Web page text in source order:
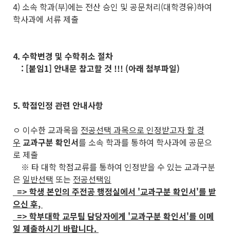
4) 소속 학과(부)에는 전산 승인 및 공문처리(대학경유)하여
학사과에 서류 제출
4. 수학변경 및 수학취소 절차
: [붙임1] 안내문 참고할 것 !!! (아래 첨부파일)
5. 학점인정 관련 안내사항
ㅇ 이수한 교과목을 전공선택 과목으로 인정받고자 할 경
우 교과구분 확인서를 소속 학과를 통하여 학사과에 공문으
로 제출
※ 타 대학 학점교류를 통하여 인정받을 수 있는 교과구분
은 일반선택 또는 전공선택임
=> 학생 본인의 주전공 행정실에서 '교과구분 확인서'를 받
으신 후,
=> 학부대학 교무팀 담당자에게 '교과구분 확인서'를 이메
일 제출하시기 바랍니다.